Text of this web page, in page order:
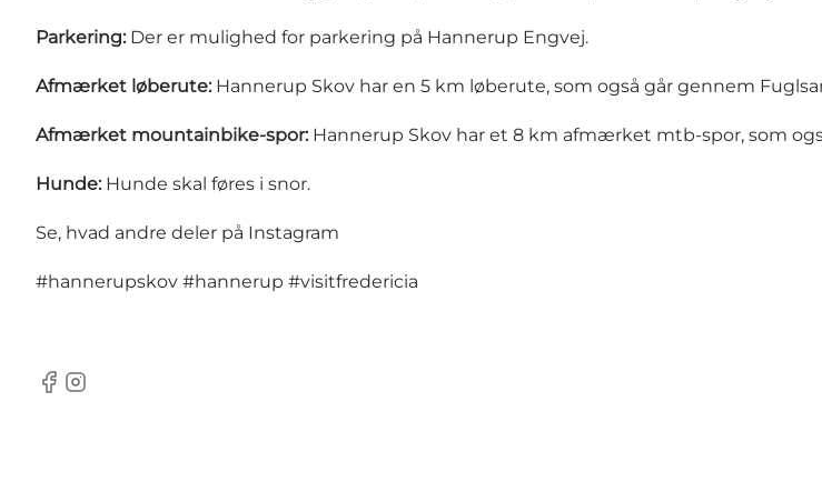
Parkering: Der er mulighed for parkering på Hannerup Engvej.
Afmærket løberute: Hannerup Skov har en 5 km løberute, som også går gennem
Afmærket mountainbike-spor: Hannerup Skov har et 8 km afmærket mtb-spor, som
Hunde: Hunde skal føres i snor.
Se, hvad andre deler på Instagram
#hannerupskov #hannerup #visitfredericia
Facebook
Instagram